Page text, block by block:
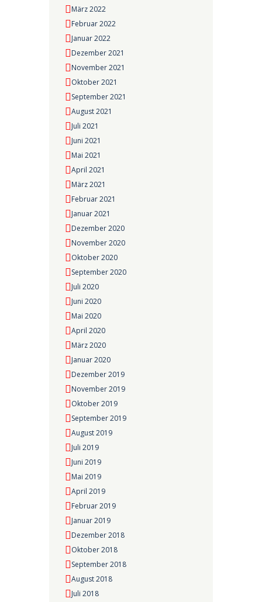
März 2022
Februar 2022
Januar 2022
Dezember 2021
November 2021
Oktober 2021
September 2021
August 2021
Juli 2021
Juni 2021
Mai 2021
April 2021
März 2021
Februar 2021
Januar 2021
Dezember 2020
November 2020
Oktober 2020
September 2020
Juli 2020
Juni 2020
Mai 2020
April 2020
März 2020
Januar 2020
Dezember 2019
November 2019
Oktober 2019
September 2019
August 2019
Juli 2019
Juni 2019
Mai 2019
April 2019
Februar 2019
Januar 2019
Dezember 2018
Oktober 2018
September 2018
August 2018
Juli 2018